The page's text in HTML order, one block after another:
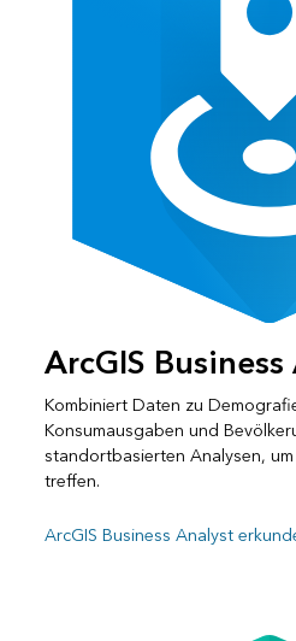
ArcGIS
Kombiniert Daten zu
Konsumausgaben und
standortbasierten Analysen,
treffen.
ArcGIS Business Analyst